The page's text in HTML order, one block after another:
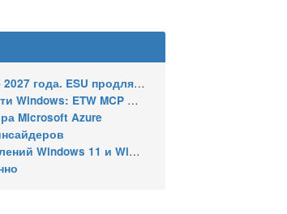
до января 2030 года
ETW MCP и WPA MCP
Microsoft Azure
10 получил улучшения